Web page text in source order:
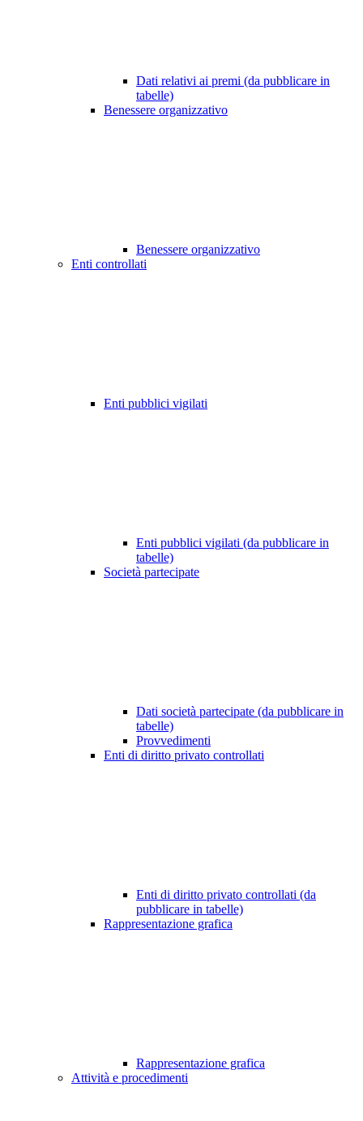
Dati relativi ai premi (da pubblicare in
tabelle)
Benessere organizzativo
Benessere organizzativo
Enti controllati
Enti pubblici vigilati
Enti pubblici vigilati (da pubblicare in
tabelle)
Società partecipate
Dati società partecipate (da pubblicare in
tabelle)
Provvedimenti
Enti di diritto privato controllati
Enti di diritto privato controllati (da
pubblicare in tabelle)
Rappresentazione grafica
Rappresentazione grafica
Attività e procedimenti